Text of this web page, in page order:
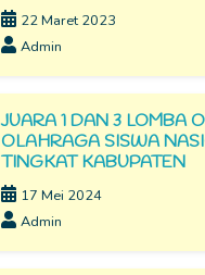
22 Maret 2023
Admin
JUARA 1 DAN 3 LOMBA
OLAHRAGA SISWA
TINGKAT KABUPATEN
17 Mei 2024
Admin